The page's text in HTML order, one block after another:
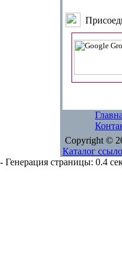
Copyright ©
Каталог
- Генерация страницы: 0.4